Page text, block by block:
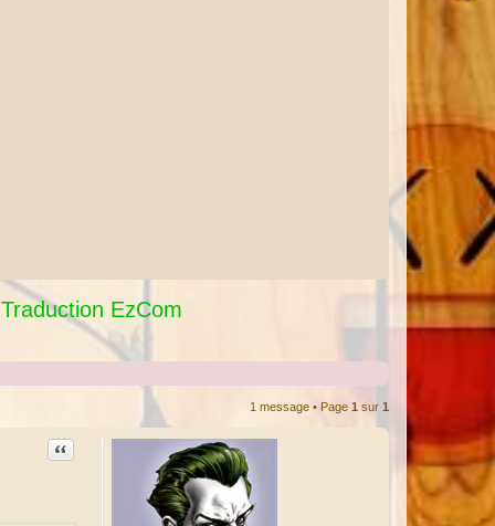
Traduction EzCom
1 message • Page 1 sur 1
Citation